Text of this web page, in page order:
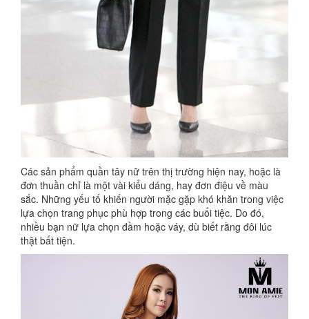
Các sản phẩm quần tây nữ trên thị trường hiện nay, hoặc là
đơn thuần chỉ là một vài kiểu dáng, hay đơn điệu về màu
sắc. Những yếu tố khiến người mặc gặp khó khăn trong việc
lựa chọn trang phục phù hợp trong các buổi tiệc. Do đó,
nhiều bạn nữ lựa chọn đầm hoặc váy, dù biết rằng đôi lúc
thật bất tiện.